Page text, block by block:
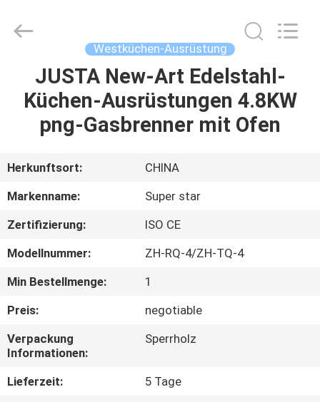
HAUS
PRODUKTE
VIDEOS
UNS
FABRIK-
AUSFLUG
QUALITÄTSKONTROLLE
equipments
limited.
Westküchen-Ausrüstung
JUSTA New-Art Edelstahl-
Küchen-Ausrüstungen 4.8KW
png-Gasbrenner mit Ofen
Herkunftsort:
CHINA
Markenname:
Super star
Zertifizierung:
ISO CE
Modellnummer:
ZH-RQ-4/ZH-TQ-4
Min Bestellmenge:
1
Preis:
negotiable
Verpackung
Informationen:
Sperrholz
Lieferzeit:
5 Tage